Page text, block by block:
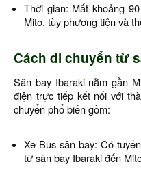
Thời gian: Mất khoảng
Mito, tùy phương tiện và
Cách di chuyển từ
Sân bay Ibaraki nằm gần
điện trực tiếp kết nối với
chuyển phổ biến gồm:
Xe Bus sân bay: Có
từ sân bay Ibaraki đến